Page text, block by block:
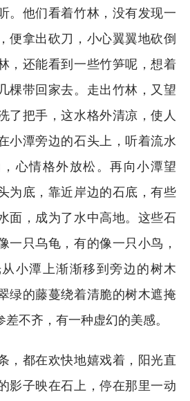
。他们看着竹林，没有发现一
便拿出砍刀，小心翼翼地砍倒
，还能看到一些竹笋呢，想着
棵带回家去。走出竹林，又望
了把手，这水格外清凉，使人
小潭旁边的石头上，听着流水
心情格外放松。再向小潭望
为底，靠近岸边的石底，有些
面，成为了水中高地。这些石
一只乌龟，有的像一只小鸟，
小潭上渐渐移到旁边的树木
绿的藤蔓绕着清脆的树木遮掩
不齐，有一种虚幻的美感。
，都在欢快地嬉戏着，阳光直
影子映在石上，停在那里一动